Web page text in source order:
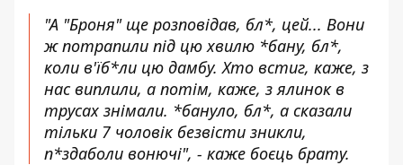
"А "Броня" ще розповідав, бл*, цей... Вони
ж потрапили під цю хвилю *бану, бл*,
коли в'їб*ли цю дамбу. Хто встиг, каже, з
нас виплили, а потім, каже, з ялинок в
трусах знімали. *бануло, бл*, а сказали
тільки 7 чоловік безвісти зникли,
п*здаболи вонючі", - каже боєць брату.